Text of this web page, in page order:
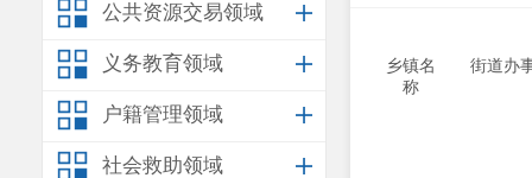
公共资源交易领域
义务教育领域
户籍管理领域
社会救助领域
乡镇名
称
街道办